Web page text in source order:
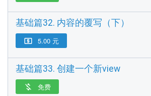
基础篇32. 内容的覆写（下）
 5.00 元
基础篇33. 创建一个新view
 免费